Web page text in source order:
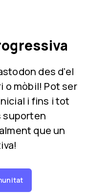
des d'el
o mòbil! Pot ser
i fins i tot
suporten
que un